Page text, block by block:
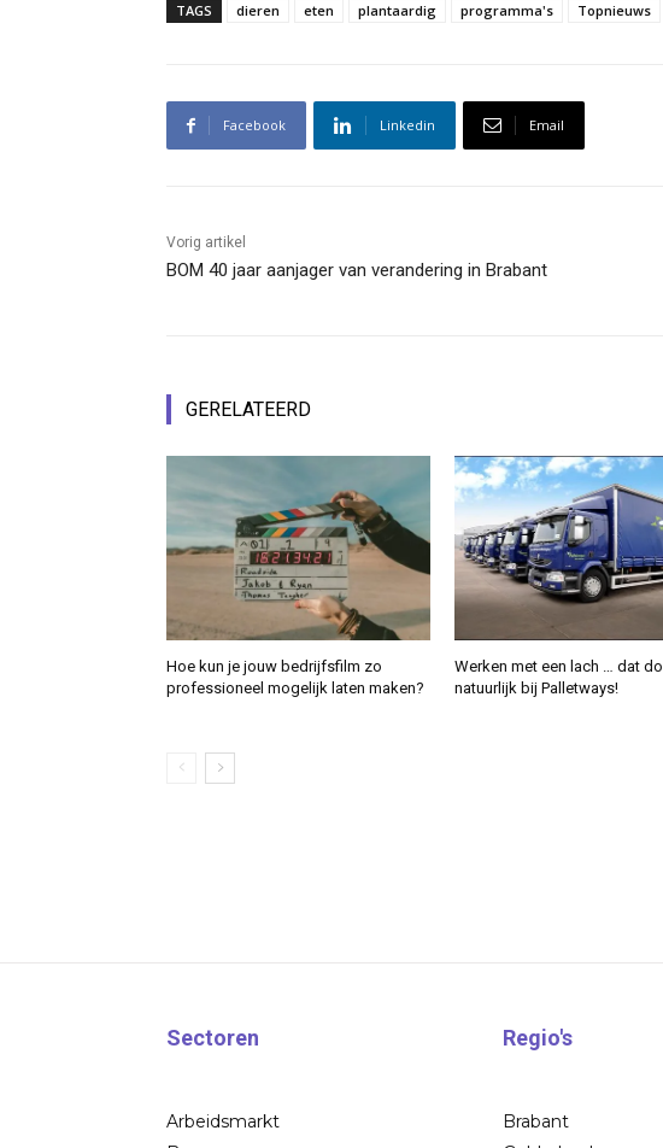
TAGS dieren eten plantaardig programma's Topnieuws
Facebook Linkedin Email
Vorig artikel
BOM 40 jaar aanjager van verandering in Brabant
GERELATEERD
Hoe kun je jouw bedrijfsfilm zo
professioneel mogelijk laten maken?
Werken met een lach … dat
natuurlijk bij Palletways!
Sectoren
Arbeidsmarkt
Regio's
Brabant